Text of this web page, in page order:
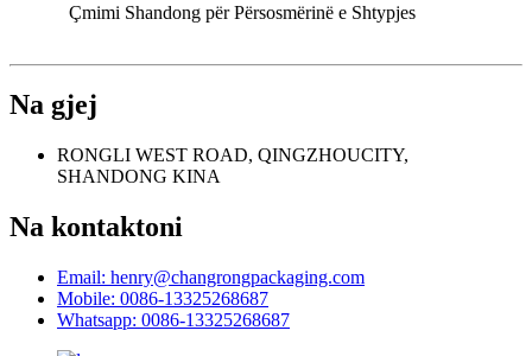
Çmimi Shandong për Përsosmërinë e Shtypjes
Na gjej
RONGLI WEST ROAD, QINGZHOUCITY,
SHANDONG KINA
Na kontaktoni
Email: henry@changrongpackaging.com
Mobile: 0086-13325268687
Whatsapp: 0086-13325268687